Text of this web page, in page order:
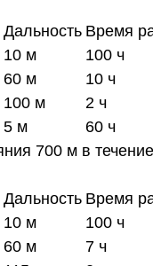
Дальность Время
10 м 100 ч
60 м 10 ч
100 м 2 ч
5 м 60 ч
700 м в
Дальность Время
10 м 100 ч
60 м 7 ч